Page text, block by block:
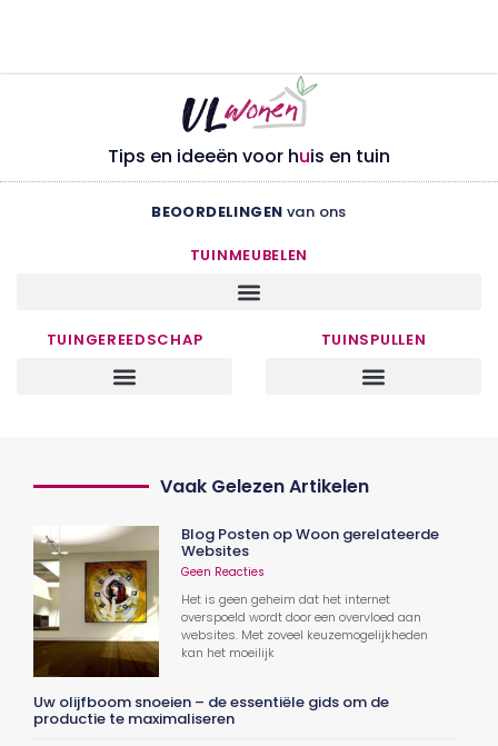
Tips en ideeën voor huis en tuin
BEOORDELINGEN van ons
TUINMEUBELEN
TUINGEREEDSCHAP TUINSPULLEN
Vaak Gelezen Artikelen
Blog Posten op Woon gerelateerde
Websites
Geen Reacties
Het is geen geheim dat het internet
overspoeld wordt door een overvloed aan
websites. Met zoveel keuzemogelijkheden
kan het moeilijk
Uw olijfboom snoeien – de essentiële gids om de
productie te maximaliseren